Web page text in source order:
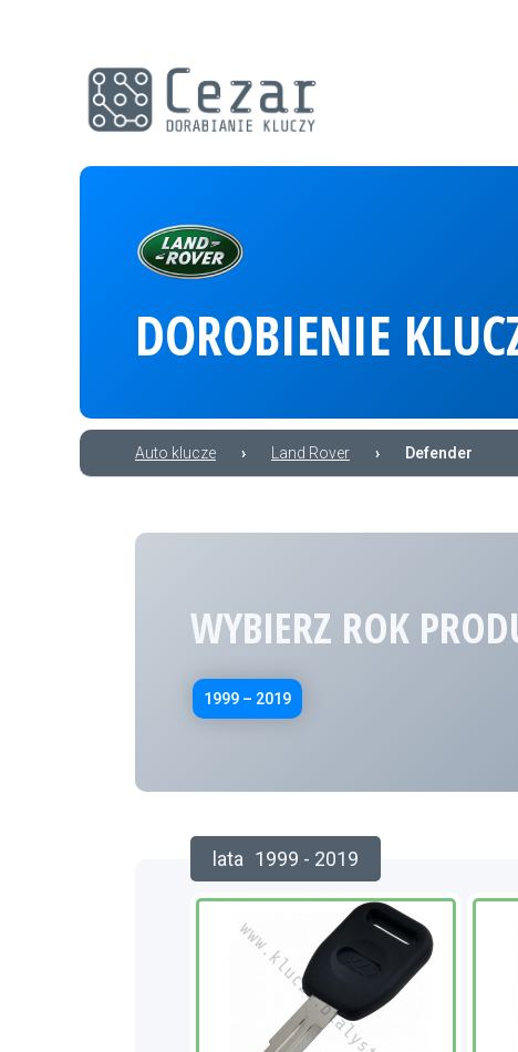
DOROBIENIE
Auto klucze › Land Rover › Defender
WYBIERZ ROK
1999 – 2019
lata 1999 - 2019